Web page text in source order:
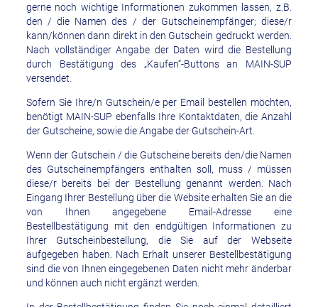
gerne noch wichtige Informationen zukommen lassen, z.B.
den / die Namen des / der Gutscheinempfänger; diese/r
kann/können dann direkt in den Gutschein gedruckt werden.
Nach vollständiger Angabe der Daten wird die Bestellung
durch Bestätigung des „Kaufen“-Buttons an MAIN-SUP
versendet.
Sofern Sie Ihre/n Gutschein/e per Email bestellen möchten,
benötigt MAIN-SUP ebenfalls Ihre Kontaktdaten, die Anzahl
der Gutscheine, sowie die Angabe der Gutschein-Art.
Wenn der Gutschein / die Gutscheine bereits den/die Namen
des Gutscheinempfängers enthalten soll, muss / müssen
diese/r bereits bei der Bestellung genannt werden. Nach
Eingang Ihrer Bestellung über die Website erhalten Sie an die
von Ihnen angegebene Email-Adresse eine
Bestellbestätigung mit den endgültigen Informationen zu
Ihrer Gutscheinbestellung, die Sie auf der Webseite
aufgegeben haben. Nach Erhalt unserer Bestellbestätigung
sind die von Ihnen eingegebenen Daten nicht mehr änderbar
und können auch nicht ergänzt werden.